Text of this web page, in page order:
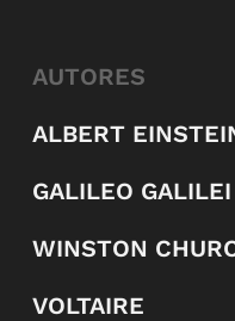
AUTORES
ALBERT
GALILEO GALILEI
WINSTON
VOLTAIRE